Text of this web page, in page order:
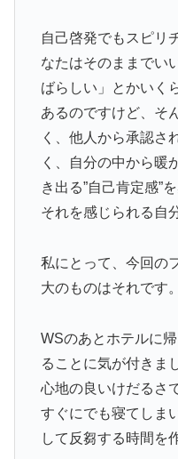
自己啓発でもスピリ
なたはそのままでい
ばらしい」とかいく
あるのですけど、そ
く、他人から承認さ
く、自分の中から暖
き出る”自己肯定感”
それを感じられる自
私にとって、今回の
大のものはそれです。
WSのあとホテルに
ることに気が付きま
心地の良いけだるさ
すぐにでも寝てしま
して反芻する時間を